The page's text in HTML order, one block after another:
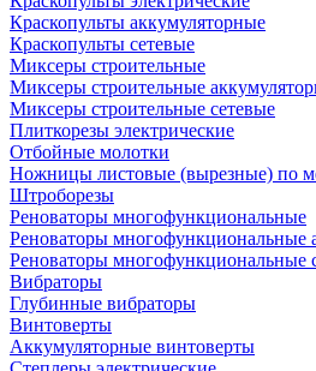
Краскопульты аккумуляторные
Краскопульты сетевые
Миксеры строительные
Миксеры строительные
Миксеры строительные сетевые
Плиткорезы электрические
Отбойные молотки
Ножницы листовые (вырезные) по
Штроборезы
Реноваторы многофункциональные
Реноваторы многофункциональные
Реноваторы многофункциональные
Вибраторы
Глубинные вибраторы
Винтоверты
Аккумуляторные винтоверты